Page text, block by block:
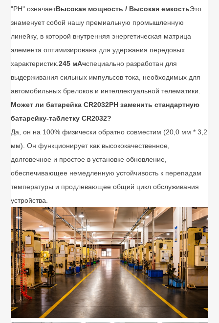
"PH" означаетВысокая мощность / Высокая емкостьЭто
знаменует собой нашу премиальную промышленную
линейку, в которой внутренняя энергетическая матрица
элемента оптимизирована для удержания передовых
характеристик.245 мАчспециально разработан для
выдерживания сильных импульсов тока, необходимых для
автомобильных брелоков и интеллектуальной телематики.
Может ли батарейка CR2032PH заменить стандартную
батарейку-таблетку CR2032?
Да, он на 100% физически обратно совместим (20,0 мм * 3,2
мм). Он функционирует как высококачественное,
долговечное и простое в установке обновление,
обеспечивающее немедленную устойчивость к перепадам
температуры и продлевающее общий цикл обслуживания
устройства.